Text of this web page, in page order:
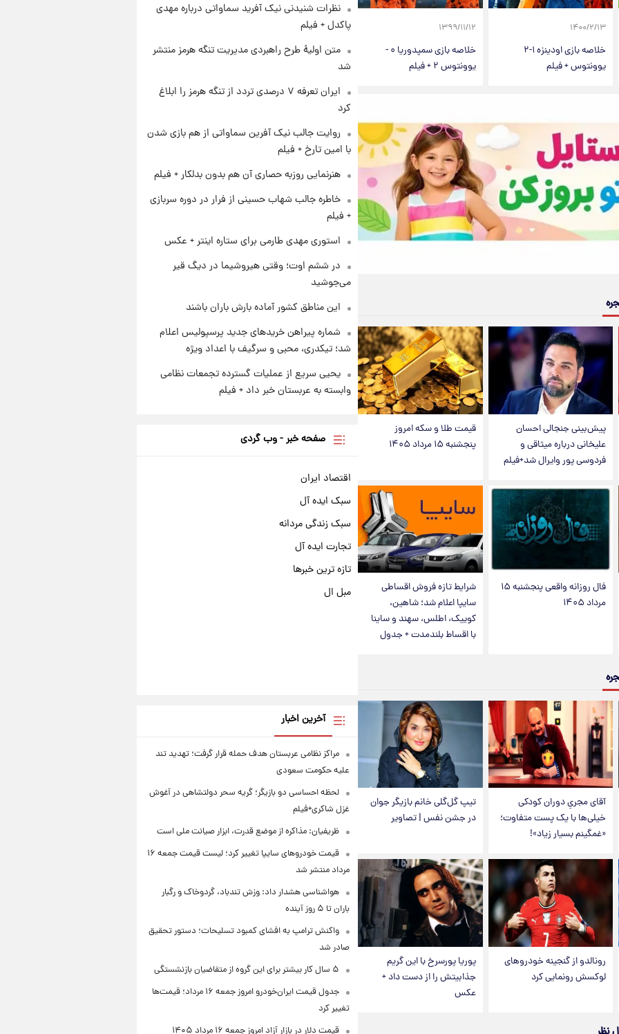
۱۴۰۰/۲/۱۳
خلاصه بازی اودینزه ۱-۲
یوونتوس + فیلم
۱۳۹۹/۱۱/۱۲
خلاصه بازی سمپدوریا ۰ -
یوونتوس ۲ + فیلم
پیش‌بینی جنجالی احسان
علیخانی درباره میثاقی و
فردوسی پور وایرال شد+فیلم
قیمت طلا و سکه امروز
پنجشنبه ۱۵ مرداد ۱۴۰۵
فال روزانه واقعی پنجشنبه ۱۵
مرداد ۱۴۰۵
شرایط تازه فروش اقساطی
سایپا اعلام شد؛ شاهین،
کوییک، اطلس، سهند و ساینا
با اقساط بلندمدت + جدول
آقای مجریِ دوران کودکی
خیلی‌ها با یک پست متفاوت؛
«غمگینم بسیار زیاد»!
تیپ گل‌گلی خانم بازیگر جوان
در جشن نفس | تصاویر
رونالدو از گنجینه خودروهای
لوکسش رونمایی کرد
پوریا پورسرخ با این گریم
جذابیتش را از دست داد +
عکس
نظرات شنیدنی نیک آفرید سماواتی درباره مهدی
پاکدل + فیلم
متن اولیۀ طرح راهبردی مدیریت تنگه هرمز منتشر
شد
ایران تعرفه ۷ درصدی تردد از تنگه هرمز را ابلاغ
کرد
روایت جالب نیک آفرین سماواتی از هم بازی شدن
با امین تارخ + فیلم
هنرنمایی روزبه حصاری آن هم بدون بدلکار + فیلم
خاطره جالب شهاب حسینی از فرار در دوره سربازی
+ فیلم
استوری مهدی طارمی برای ستاره اینتر + عکس
در ششم اوت؛ وقتی هیروشیما در دیگ قیر
می‌جوشید
این مناطق کشور آماده بارش باران باشند
شماره پیراهن خریدهای جدید پرسپولیس اعلام
شد؛ تیکدری، محبی و سرگیف با اعداد ویژه
یحیی سریع از عملیات گسترده تجمعات نظامی
وابسته به عربستان خبر داد + فیلم
صفحه خبر - وب گردی
اقتصاد ایران
سبک ایده آل
سبک زندگی مردانه
تجارت ایده آل
تازه ترین خبرها
مبل ال
آخرین اخبار
مراکز نظامی عربستان هدف حمله قرار گرفت؛ تهدید تند
علیه حکومت سعودی
لحظه احساسی دو بازیگر؛ گریه سحر دولتشاهی در آغوش
غزل شاکری+فیلم
ظریفیان: مذاکره از موضع قدرت، ابزار صیانت ملی است
قیمت خودروهای سایپا تغییر کرد؛ لیست قیمت جمعه ۱۶
مرداد منتشر شد
هواشناسی هشدار داد: وزش تندباد، گردوخاک و رگبار
باران تا ۵ روز آینده
واکنش ترامپ به افشای کمبود تسلیحات؛ دستور تحقیق
صادر شد
۵ سال کار بیشتر برای این گروه از متقاضیان بازنشستگی
جدول قیمت ایران‌خودرو امروز جمعه ۱۶ مرداد؛ قیمت‌ها
تغییر کرد
قیمت دلار در بازار آزاد امروز جمعه ۱۶ مرداد ۱۴۰۵